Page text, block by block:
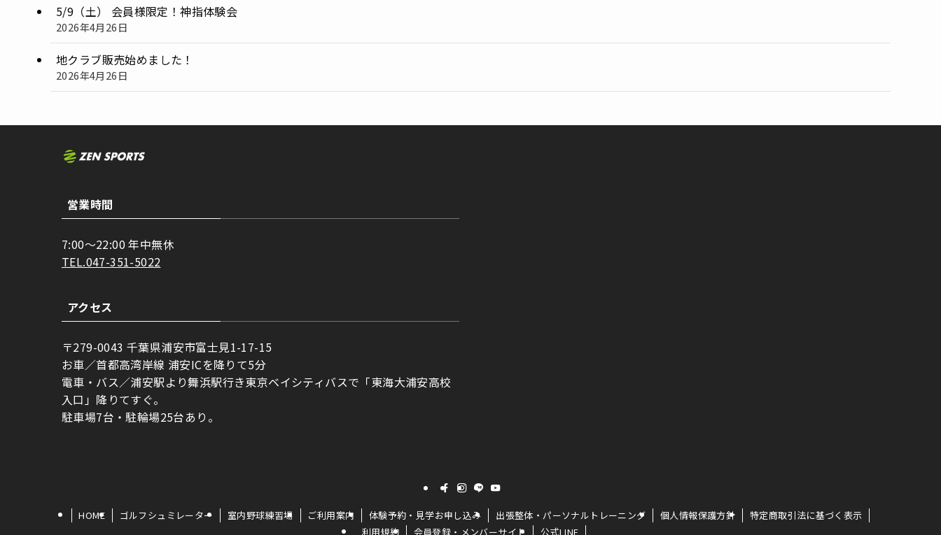
5/9（土） 会員様限定！神指体験会
2026年4月26日
地クラブ販売始めました！
2026年4月26日
営業時間
7:00〜22:00 年中無休
TEL.047-351-5022
アクセス
〒279-0043 千葉県浦安市富士見1-17-15
お車／首都高湾岸線 浦安ICを降りて5分
電車・バス／浦安駅より舞浜駅行き東京ベイシティバスで「東海大浦安高校
入口」降りてすぐ。
駐車場7台・駐輪場25台あり。
HOME ゴルフシュミレーター 室内野球練習場 ご利用案内 体験予約・見学お申し込み 出張整体・パーソナルトレーニング 個人情報保護方針
特定商取引法に基づく表示
利用規約
会員登録・メンバーサイト 公式LINE